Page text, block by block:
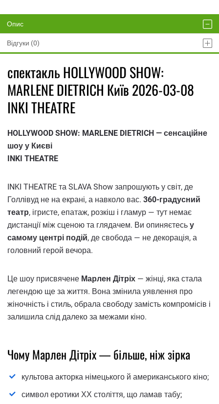
Опис
Відгуки (0)
спектакль HOLLYWOOD SHOW:
MARLENE DIETRICH Київ 2026-03-08
INKI THEATRE
HOLLYWOOD SHOW: MARLENE DIETRICH — сенсаційне
шоу у Києві
INKI THEATRE
INKI THEATRE та SLAVA Show запрошують у світ, де
Голлівуд не на екрані, а навколо вас. 360-градусний
театр, ігристе, епатаж, розкіш і гламур — тут немає
дистанції між сценою та глядачем. Ви опиняєтесь у
самому центрі подій, де свобода — не декорація, а
головний герой вечора.
Це шоу присвячене Марлен Дітріх — жінці, яка стала
легендою ще за життя. Вона змінила уявлення про
жіночність і стиль, обрала свободу замість компромісів і
залишила слід далеко за межами кіно.
Чому Марлен Дітріх — більше, ніж зірка
культова акторка німецького й американського кіно;
символ еротики ХХ століття, що ламав табу;